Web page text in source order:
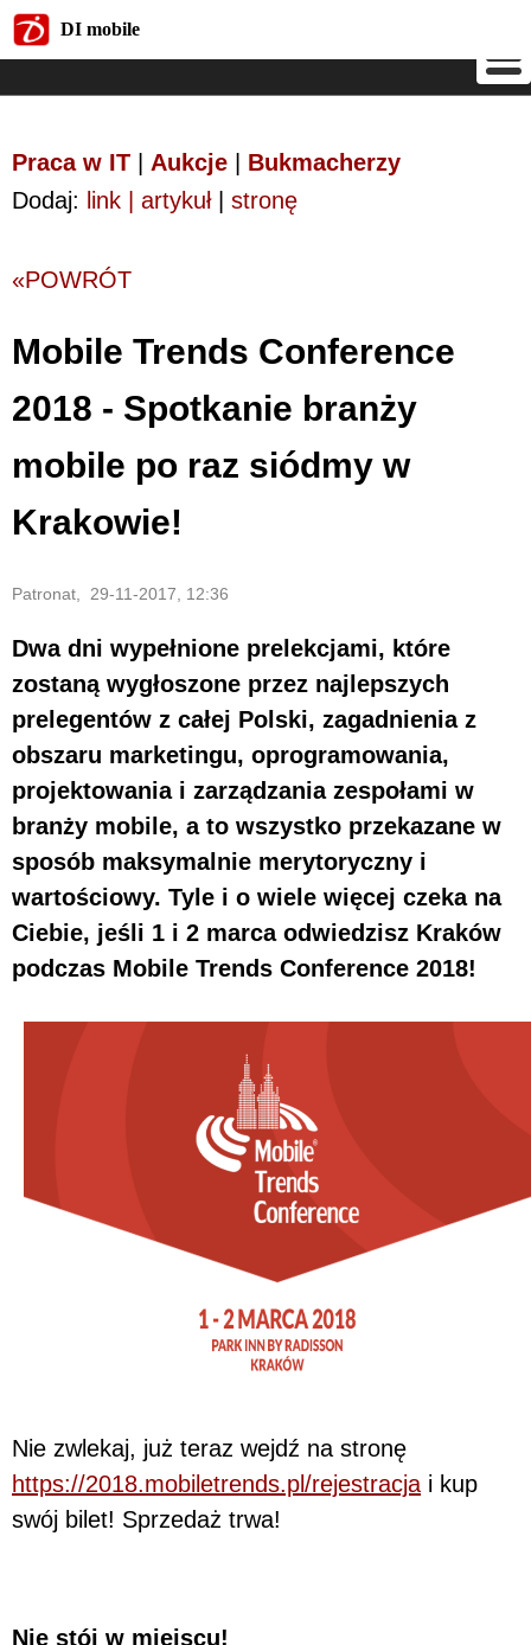
DI mobile
Praca w IT Aukcje
Bukmacherzy
Dodaj: link | artykuł| stronę
«POWRÓT
Mobile Trends Conference
2018 - Spotkanie branży
mobile po raz siódmy w
Krakowie!
Patronat, 29-11-2017, 12:36
Dwa dni wypełnione prelekcjami, które
zostaną wygłoszone przez najlepszych
prelegentów z całej Polski, zagadnienia z
obszaru marketingu, oprogramowania,
projektowania i zarządzania zespołami w
branży mobile, a to wszystko przekazane w
sposób maksymalnie merytoryczny i
wartościowy. Tyle i o wiele więcej czeka na
Ciebie, jeśli 1 i 2 marca odwiedzisz Kraków
podczas Mobile Trends Conference 2018!
Nie zwlekaj, już teraz wejdź na stronę
https://2018.mobiletrends.pl/rejestracja i kup
swój bilet! Sprzedaż trwa!
Nie stój w miejscu!
DI mobile